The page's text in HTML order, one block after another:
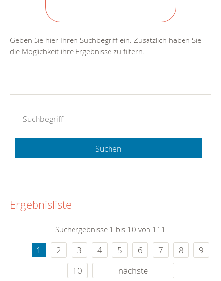
Geben Sie hier Ihren Suchbegriff ein. Zusätzlich haben Sie
die Möglichkeit ihre Ergebnisse zu filtern.
Suchen
Ergebnisliste
Suchergebnisse 1 bis 10 von 111
1 2 3 4 5 6 7 8
9
10
nächste